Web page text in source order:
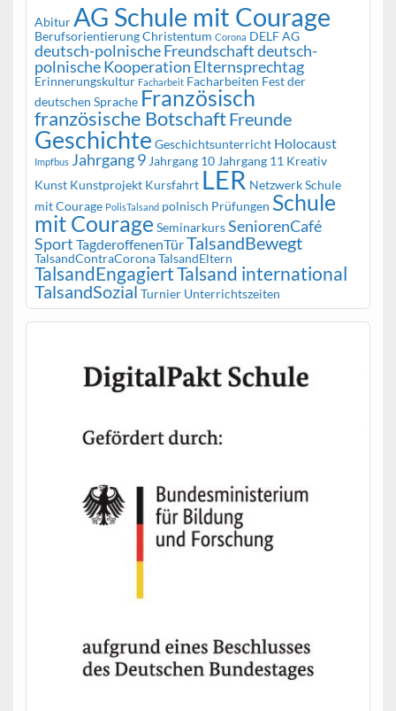
AbiturAG Schule mit Courage
BerufsorientierungChristentum Corona DELF AG
deutsch-polnische Freundschaftdeutsch-
polnische Kooperation Elternsprechtag
Erinnerungskultur Facharbeit Facharbeiten Fest der
deutschen Sprache Französisch
französische BotschaftFreunde
Geschichte Geschichtsunterricht Holocaust
Impfbus Jahrgang 9 Jahrgang 10 Jahrgang 11 Kreativ
Kunst Kunstprojekt Kursfahrt LER Netzwerk Schule
mit Courage PolisTalsand polnisch Prüfungen Schule
mit Courage SeminarkursSeniorenCafé
Sport TagderoffenenTürTalsandBewegt
TalsandContraCoronaTalsandEltern
TalsandEngagiertTalsand international
TalsandSozial Turnier Unterrichtszeiten